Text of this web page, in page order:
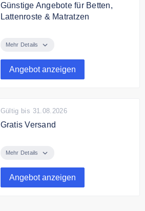
Günstige Angebote für Betten,
Lattenroste & Matratzen
Lattenroste & Matratzen bekannter
Mehr Details
Angebot anzeigen
Gültig bis 31.08.2026
Gratis Versand
versandkostenfrei — ohne
Mehr Details
Angebot anzeigen